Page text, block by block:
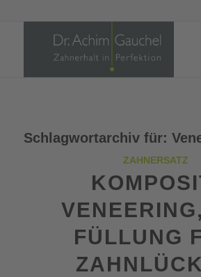
Schlagwortarchiv für:
ZAHNERSATZ
FÜLLUNG